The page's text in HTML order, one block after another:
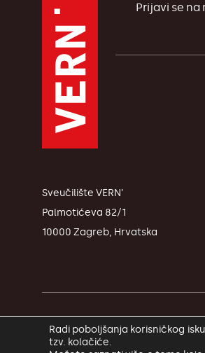
Sveučilište VERN’
Palmotićeva 82/1
10000 Zagreb, Hrvatska
Prijavi se
© Copyright VERN’ 2026.
Radi poboljšanja korisničkog
tzv. kolačiće.